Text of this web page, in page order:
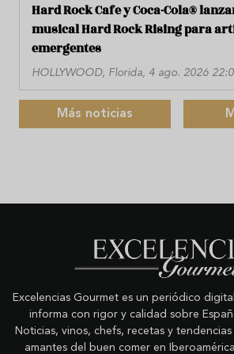
Hard Rock Cafe y Coca-Cola®
musical Hard Rock Rising para
emergentes
HOLLYWOOD, Florida, 4 ago. 2026
Más noticias
Excelencias Gourmet es un periódico
informa con rigor y calidad sobre
Noticias, vinos, chefs, recetas y
amantes del buen comer en